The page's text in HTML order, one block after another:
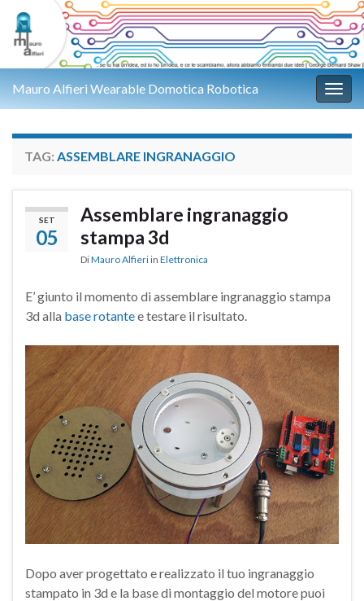
Mauro Alfieri Wearable Domotica Robotica
TAG: ASSEMBLARE INGRANAGGIO
SET
05
Assemblare ingranaggio
stampa 3d
DiMauro Alfieri in Elettronica
E’ giunto il momento di assemblare ingranaggio stampa
3d alla base rotantee testare il risultato.
Dopo aver progettato e realizzato il tuo ingranaggio
stampato in 3d e la base di montaggio del motore puoi